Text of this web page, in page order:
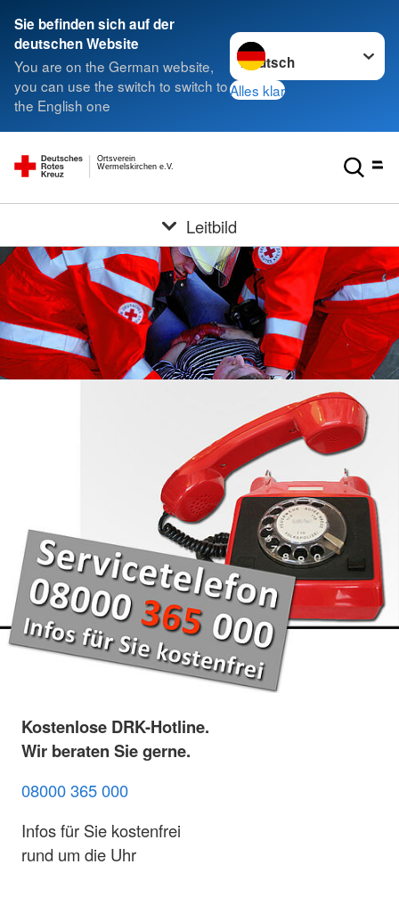
Sie befinden sich auf der
deutschen Website
You are on the German website,
you can use the switch to switch to
the English one
Sprache wechseln zu
Alles klar
Wermelskirchen e.V.
Ortsverein
Leitbild
Kostenlose DRK-Hotline.
Wir beraten Sie gerne.
08000 365 000
Infos für Sie kostenfrei
rund um die Uhr